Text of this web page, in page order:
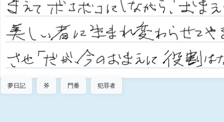
夢日記 斧 門番 犯罪者